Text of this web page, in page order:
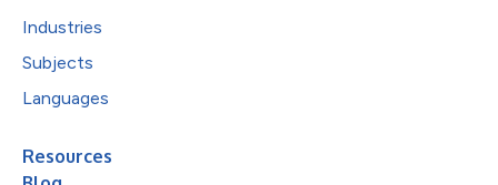
Industries
Subjects
Languages
Resources